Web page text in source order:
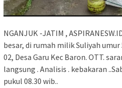
NGANJUK -JATIM ,
besar, di rumah milik Suliyah
02, Desa Garu Kec Baron. OTT.
langsung . Analisis . kebakaran
pukul 08.30 wib..